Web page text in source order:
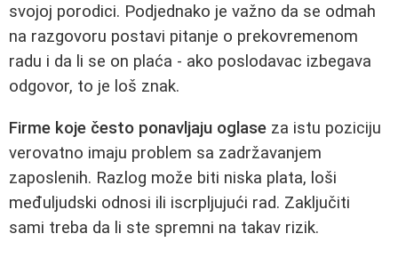
svojoj porodici. Podjednako je važno da se odmah
na razgovoru postavi pitanje o prekovremenom
radu i da li se on plaća - ako poslodavac izbegava
odgovor, to je loš znak.
Firme koje često ponavljaju oglase za istu poziciju
verovatno imaju problem sa zadržavanjem
zaposlenih. Razlog može biti niska plata, loši
međuljudski odnosi ili iscrpljujući rad. Zaključiti
sami treba da li ste spremni na takav rizik.